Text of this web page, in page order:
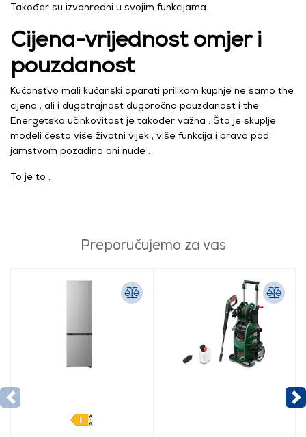
Također su izvanredni u svojim funkcijama .
Cijena-vrijednost omjer i
pouzdanost
Kućanstvo mali kućanski aparati prilikom kupnje ne samo the
cijena , ali i dugotrajnost dugoročno pouzdanost i the
Energetska učinkovitost je također važna . Što je skuplje
modeli često više životni vijek , više funkcija i pravo pod
jamstvom pozadina oni nude .
To je to .
Preporučujemo za vas